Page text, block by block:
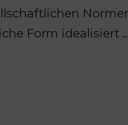
Form idealisiert